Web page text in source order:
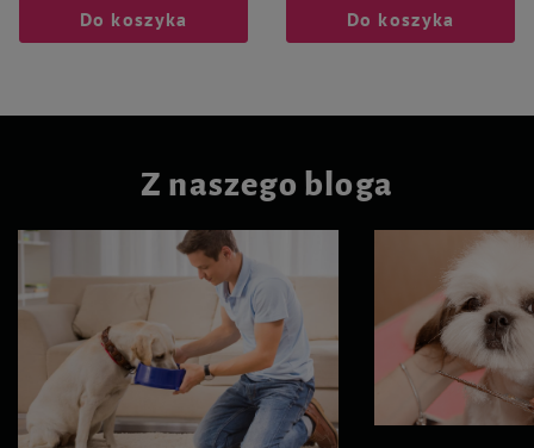
Do koszyka Do koszyka
Z naszego bloga